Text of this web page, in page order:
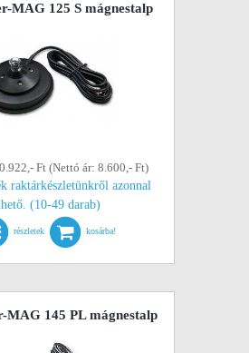
MAG 125 S mágnestalp
Ft (Nettó ár: 8.600,- Ft)
raktárkészletünkről azonnal
(10-49 darab)
részletek kosárba!
MAG 145 PL mágnestalp